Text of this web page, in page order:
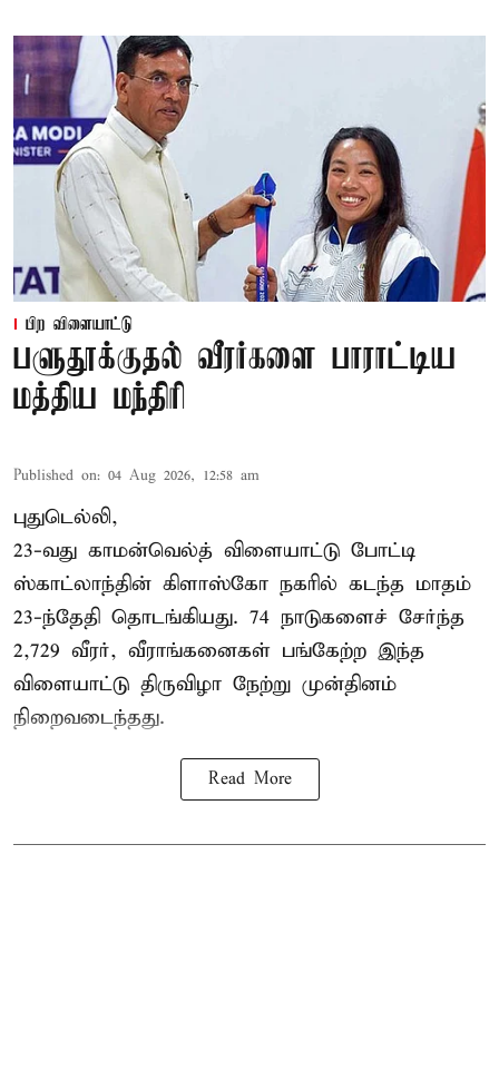
பிற விளையாட்டு
பளுதூக்குதல் வீரர்களை பாராட்டிய
மத்திய மந்திரி
Published on: 04 Aug 2026, 12:58 am
புதுடெல்லி,
23-வது காமன்வெல்த் விளையாட்டு போட்டி
ஸ்காட்லாந்தின் கிளாஸ்கோ நகரில் கடந்த மாதம்
23-ந்தேதி தொடங்கியது. 74 நாடுகளைச் சேர்ந்த
2,729 வீரர், வீராங்கனைகள் பங்கேற்ற இந்த
விளையாட்டு திருவிழா நேற்று முன்தினம்
நிறைவடைந்தது.
Read More